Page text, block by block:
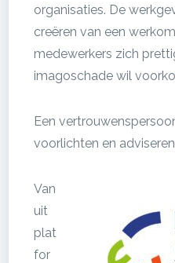
organisaties. De
creëren van een
medewerkers zich
imagoschade wil
Een
voorlichten en
Van
uit
plat
for